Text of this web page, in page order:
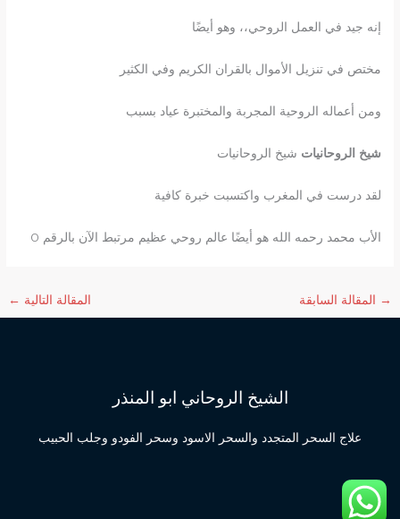
إنه جيد في العمل الروحي،، وهو أيضًا
مختص في تنزيل الأموال بالقران الكريم وفي الكثير
ومن أعماله الروحية المجربة والمختبرة عياد بسبب
شيخ الروحانيات شيخ الروحانيات
لقد درست في المغرب واكتسبت خبرة كافية
الأب محمد رحمه الله هو أيضًا عالم روحي عظيم مرتبط الآن بالرقم 0
→ المقالة السابقة المقالة التالية ←
الشيخ الروحاني ابو المنذر
علاج السحر المتجدد والسحر الاسود وسحر الفودو وجلب الحبيب